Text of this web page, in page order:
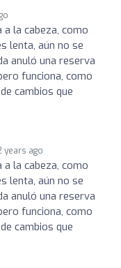
a la cabeza, como
lenta, aún no se
anuló una reserva
funciona, como
cambios que
years ago
a la cabeza, como
lenta, aún no se
anuló una reserva
funciona, como
cambios que